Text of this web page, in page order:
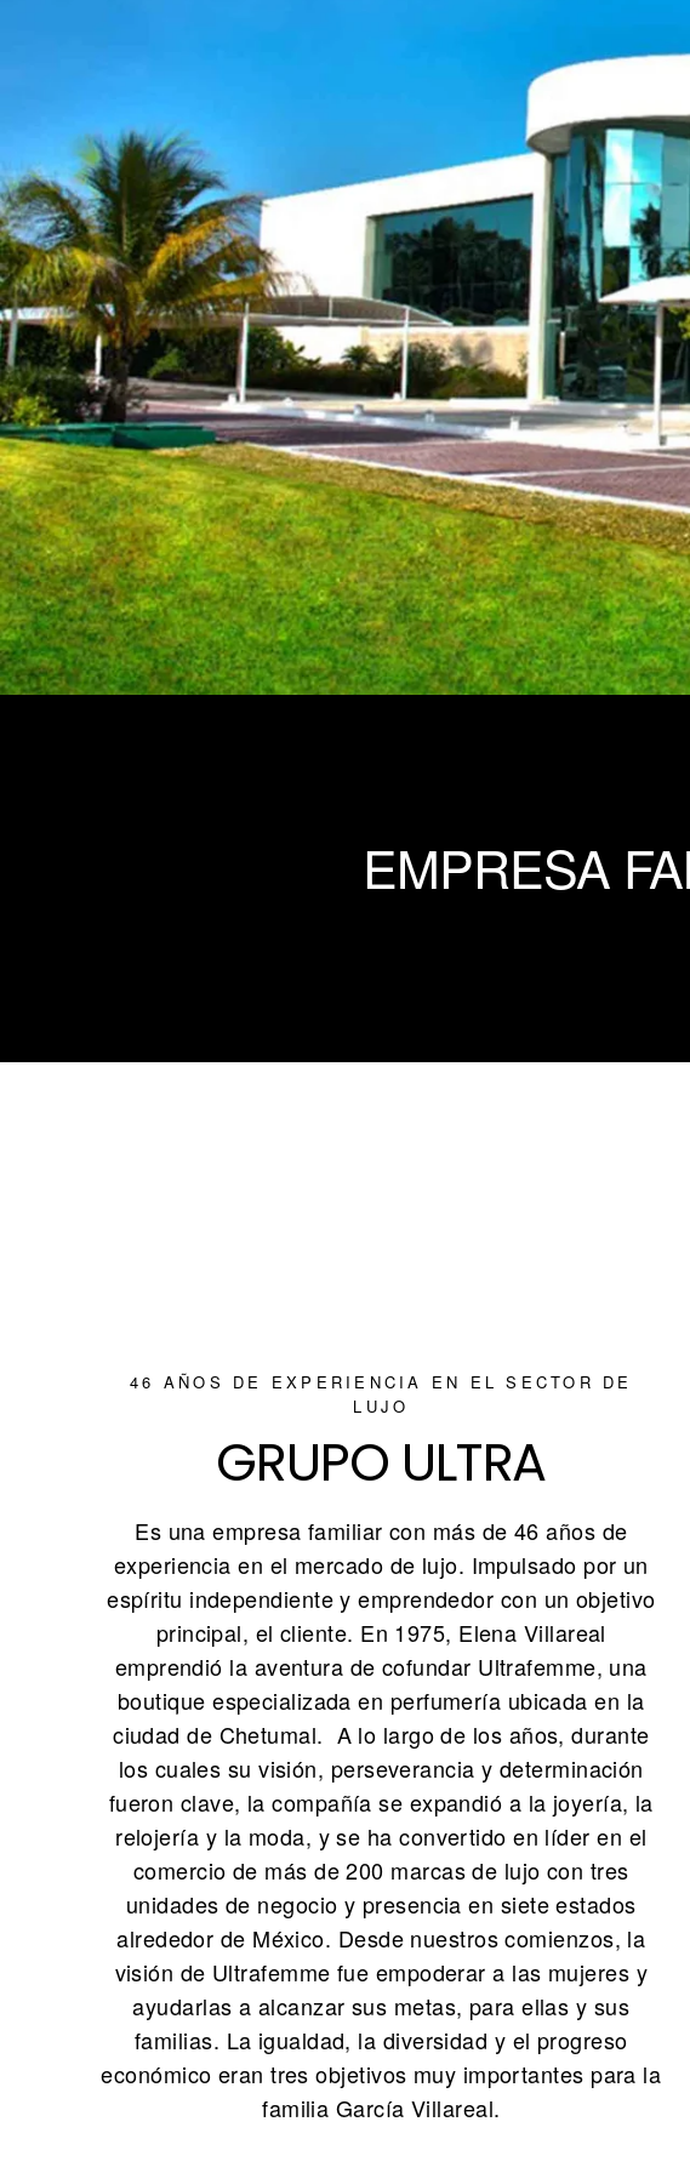
EMPRESA
46 AÑOS DE EXPERIENCIA EN EL SECTOR DE
LUJO
GRUPO ULTRA
Es una empresa familiar con más de 46 años de
experiencia en el mercado de lujo. Impulsado por un
espíritu independiente y emprendedor con un objetivo
principal, el cliente. En 1975, Elena Villareal
emprendió la aventura de cofundar Ultrafemme, una
boutique especializada en perfumería ubicada en la
ciudad de Chetumal. A lo largo de los años, durante
los cuales su visión, perseverancia y determinación
fueron clave, la compañía se expandió a la joyería, la
relojería y la moda, y se ha convertido en líder en el
comercio de más de 200 marcas de lujo con tres
unidades de negocio y presencia en siete estados
alrededor de México. Desde nuestros comienzos, la
visión de Ultrafemme fue empoderar a las mujeres y
ayudarlas a alcanzar sus metas, para ellas y sus
familias. La igualdad, la diversidad y el progreso
económico eran tres objetivos muy importantes para la
familia García Villareal.